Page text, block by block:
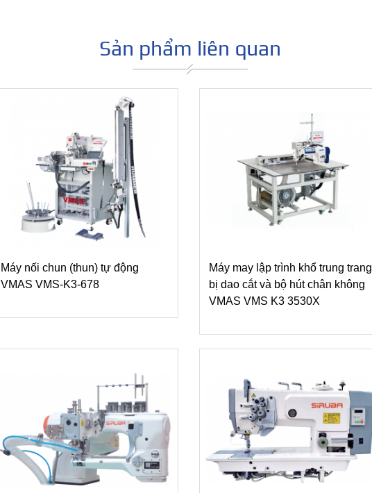
Sản phẩm liên quan
Máy nối chun (thun) tự động
VMAS VMS-K3-678
Máy may lập trình khổ trung trang
bị dao cắt và bộ hút chân không
VMAS VMS K3 3530X